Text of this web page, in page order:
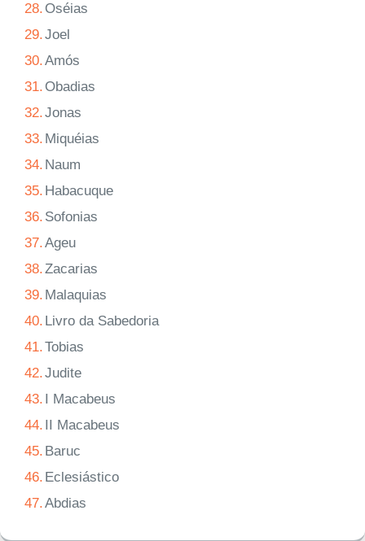
28. Oséias
29.Joel
30.Amós
31. Obadias
32.Jonas
33. Miquéias
34. Naum
35. Habacuque
36. Sofonias
37.Ageu
38.Zacarias
39. Malaquias
40. Livro da Sabedoria
41.Tobias
42.Judite
43. I Macabeus
44. II Macabeus
45. Baruc
46. Eclesiástico
47.Abdias